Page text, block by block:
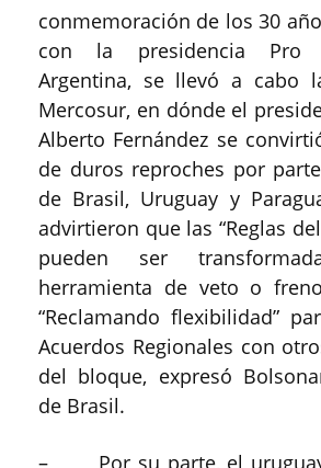
conmemoración de los 30
con la presidencia Pro
Argentina, se llevó a cabo
Mercosur, en dónde el
Alberto Fernández se
de duros reproches por
de Brasil, Uruguay y
advirtieron que las “Reglas
pueden ser
herramienta de veto o
“Reclamando flexibilidad”
Acuerdos Regionales con
del bloque, expresó
de Brasil.
– Por su parte, el